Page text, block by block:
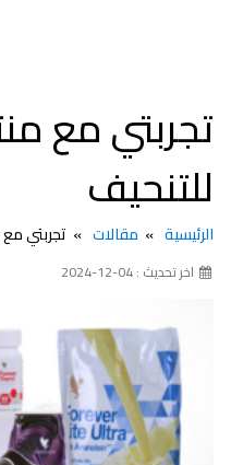
تجربتي مع
للتنحيف
الرئيسية مقالات تجربتي
اخر تحديث : 04-12-2024